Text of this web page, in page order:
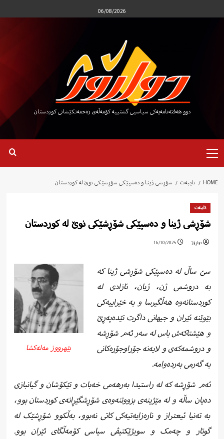
to
06/08/2026
دوو هەفتەنامەیەکی سیاسیی گشتییە کۆمەڵەی زەحمەتکێشانی کوردستان
Menu
HOME تایبەت شۆڕشی ژینا و دەسپێکی شۆڕشێکی نوێ لە کوردستان
تایبەت
شۆڕشی ژینا و دەسپێکی شۆڕشێکی نوێ لە کوردستان
دواڕۆژ 16/10/2025
بێهرووز مەلەکشا
سێ ساڵ لە دەسپێکی شۆڕشی ژینا کە
بە دروشمی ژن، ژیان، ئازادی لە
کوردستانەوە هەڵگیرسا و بە خێراییەکی
بێوێنە ئێران و جیهانی داگرت تێدەپەڕێ
و هێشتاکەش باس لە سەر ئەم شۆڕشە
و دروشمەکەی و لایەنە جۆراوجۆرەکانی
بە گەرمی بەردەوامە.
ئەم شۆڕشە کە لە راستیدا بەرهەمی خەبات و تێکۆشان و گیانبازی
دەیان ساڵە و لە مێژینەی بزووتنەوەی شۆڕشگێڕانەی کوردستان بوو،
بە تەنیا ئیعتراز و نارەزایەتیەکی کاتی نەبوو، بەڵکوو شۆڕشێک لە
گوتار و چەمک و سوبژێکتیڤی سیاسی کۆمەڵگای ئێران بوو.